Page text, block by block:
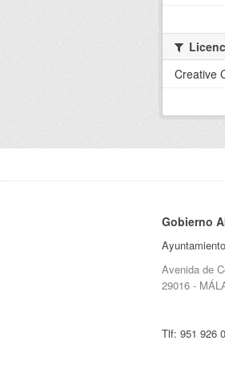
Creative
Gobierno
Avenida de
29016 -
Tlf: 951 926